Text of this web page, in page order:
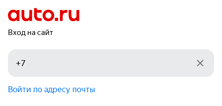
Вход на сайт
Войти по адресу почты